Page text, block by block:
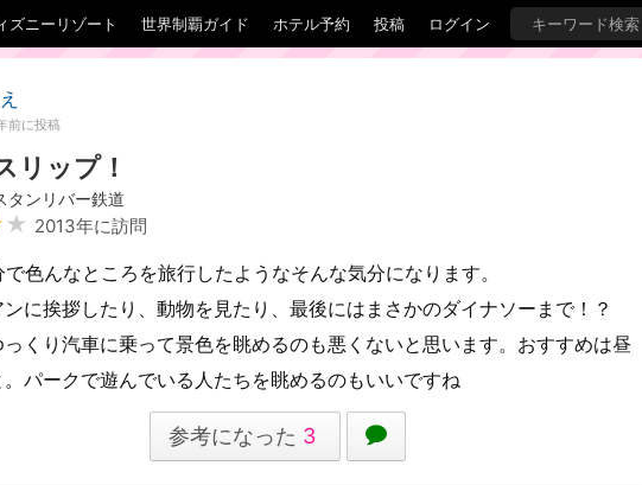
ズニーリゾート 世界制覇ガイド ホテル予約 投稿 ログイン
前に投稿
リップ！
タンリバー鉄道
★ 2013年に訪問
色んなところを旅行したようなそんな気分になります。
に挨拶したり、動物を見たり、最後にはまさかのダイナソーまで！？
くり汽車に乗って景色を眺めるのも悪くないと思います。おすすめは昼
パークで遊んでいる人たちを眺めるのもいいですね
参考になった 3